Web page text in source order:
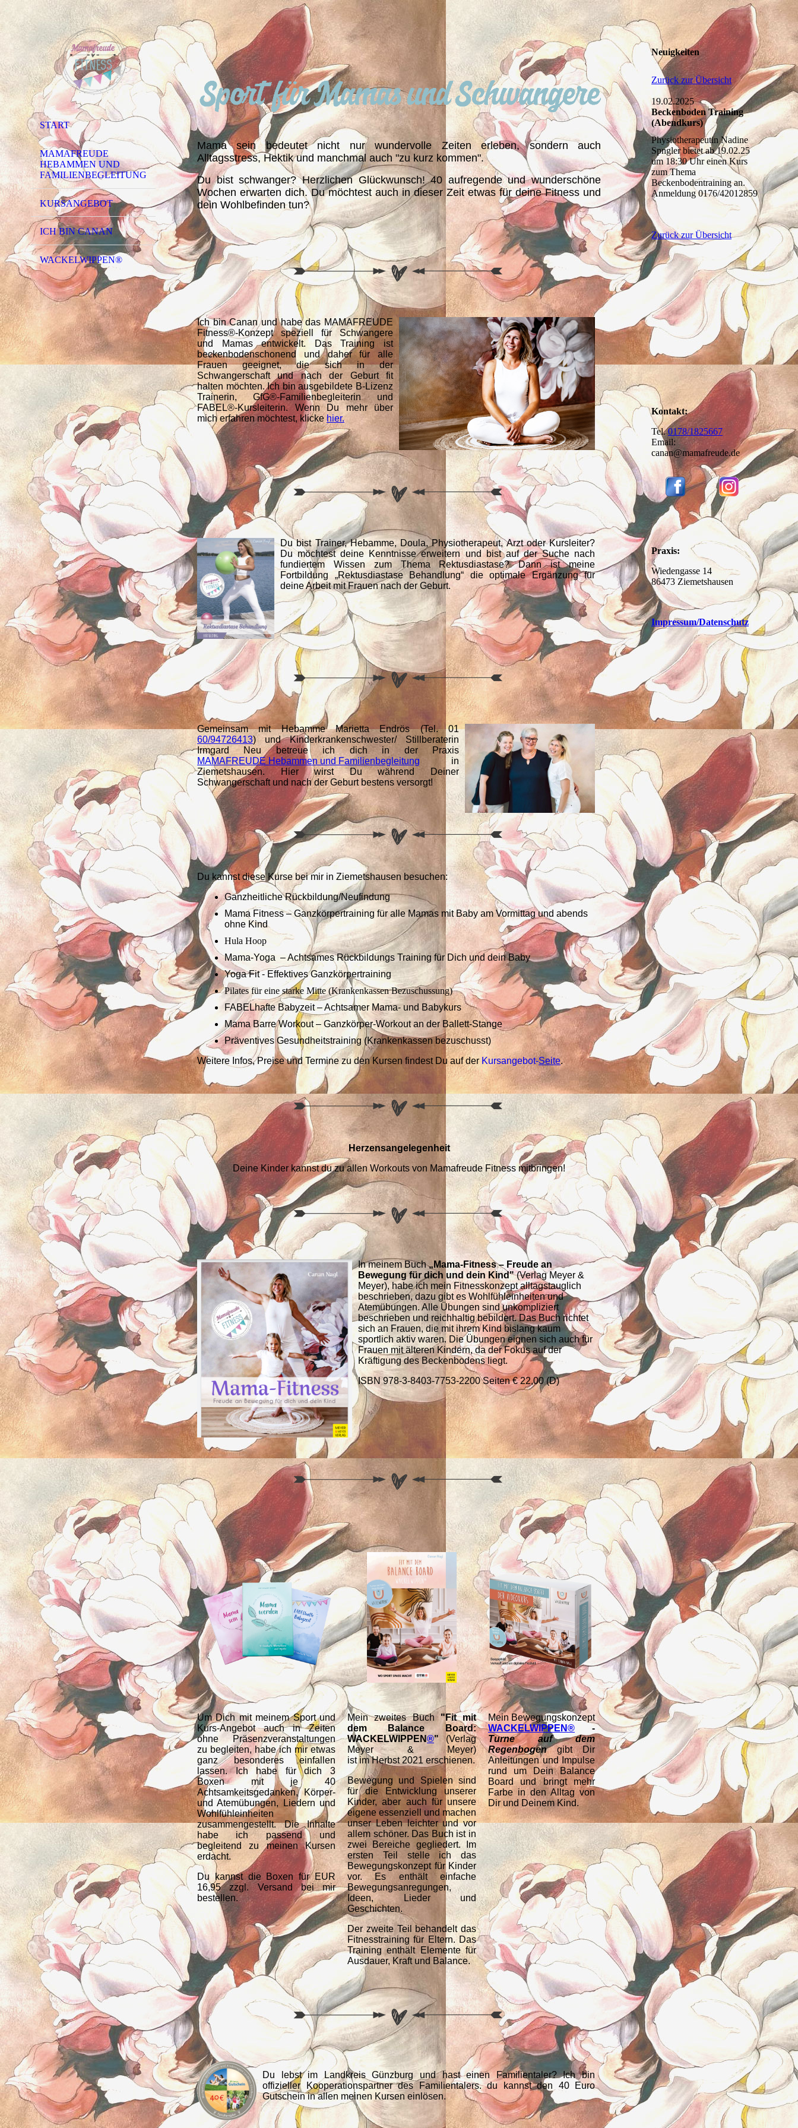
START
MAMAFREUDE
HEBAMMEN UND
FAMILIENBEGLEITUNG
KURSANGEBOT
ICH BIN CANAN
WACKELWIPPEN®
Mama sein bedeutet nicht nur wundervolle Zeiten erleben, sondern auch
Alltagsstress, Hektik und manchmal auch "zu kurz kommen".
Du bist schwanger? Herzlichen Glückwunsch! 40 aufregende und wunderschöne
Wochen erwarten dich. Du möchtest auch in dieser Zeit etwas für deine Fitness und
dein Wohlbefinden tun?
Ich bin Canan und habe das MAMAFREUDE
Fitness®-Konzept speziell für Schwangere
und Mamas entwickelt. Das Training ist
beckenbodenschonend und daher für alle
Frauen geeignet, die sich in der
Schwangerschaft und nach der Geburt fit
halten möchten. Ich bin ausgebildete B-Lizenz
Trainerin, GfG®-Familienbegleiterin und
FABEL®-Kursleiterin. Wenn Du mehr über
mich erfahren möchtest, klickehier.
Du bist Trainer, Hebamme, Doula, Physiotherapeut, Arzt oder Kursleiter?
Du möchtest deine Kenntnisse erweitern und bist auf der Suche nach
fundiertem Wissen zum Thema Rektusdiastase? Dann ist meine
Fortbildung „Rektusdiastase Behandlung“ die optimale Ergänzung für
deine Arbeit mit Frauen nach der Geburt.
Gemeinsam mit Hebamme Marietta Endrös (Tel. 01
60/94726413) und Kinderkrankenschwester/ Stillberaterin
Irmgard Neu betreue ich dich in der Praxis
MAMAFREUDE Hebammen und Familienbegleitung in
Ziemetshausen. Hier wirst Du während Deiner
Schwangerschaft und nach der Geburt bestens versorgt!
Du kannst diese Kurse bei mir in Ziemetshausen besuchen:
Ganzheitliche Rückbildung/Neufindung
Mama Fitness – Ganzkörpertraining für alle Mamas mit Baby am Vormittag und abends
ohne Kind
Hula Hoop
Mama-Yoga – Achtsames Rückbildungs Training für Dich und dein Baby
Yoga Fit - Effektives Ganzkörpertraining
Pilates für eine starke Mitte (Krankenkassen Bezuschussung)
FABELhafte Babyzeit – Achtsamer Mama- und Babykurs
Mama Barre Workout – Ganzkörper-Workout an der Ballett-Stange
Präventives Gesundheitstraining (Krankenkassen bezuschusst)
Weitere Infos, Preise und Termine zu den Kursen findest Du auf der Kursangebot-Seite.
Herzensangelegenheit
Deine Kinder kannst du zu allen Workouts von Mamafreude Fitness mitbringen!
In meinem Buch„Mama-Fitness – Freude an
Bewegung für dich und dein Kind"(Verlag Meyer &
Meyer), habe ich mein Fitnesskonzept alltagstauglich
beschrieben, dazu gibt es Wohlfühleinheiten und
Atemübungen. Alle Übungen sind unkompliziert
beschrieben und reichhaltig bebildert. Das Buch richtet
sich an Frauen, die mit ihrem Kind bislang kaum
sportlich aktiv waren. Die Übungen eignen sich auch für
Frauen mit älteren Kindern, da der Fokus auf der
Kräftigung des Beckenbodens liegt.
ISBN 978-3-8403-7753-2200 Seiten € 22,00 (D)
Um Dich mit meinem Sport und
Kurs-Angebot auch in Zeiten
ohne Präsenzveranstaltungen
zu begleiten, habe ich mir etwas
ganz besonderes einfallen
lassen. Ich habe für dich 3
Boxen mit je 40
Achtsamkeitsgedanken, Körper-
und Atemübungen, Liedern und
Wohlfühleinheiten
zusammengestellt. Die Inhalte
habe ich passend und
begleitend zu meinen Kursen
erdacht.
Du kannst die Boxen für EUR
16,95 zzgl. Versand bei mir
bestellen.
Mein zweites Buch "Fit mit
dem Balance Board:
WACKELWIPPEN®" (Verlag
Meyer & Meyer)
ist im Herbst 2021 erschienen.
Bewegung und Spielen sind
für die Entwicklung unserer
Kinder, aber auch für unsere
eigene essenziell und machen
unser Leben leichter und vor
allem schöner. Das Buch ist in
zwei Bereiche gegliedert. Im
ersten Teil stelle ich das
Bewegungskonzept für Kinder
vor. Es enthält einfache
Bewegungsanregungen,
Ideen, Lieder und
Geschichten.
Der zweite Teil behandelt das
Fitnesstraining für Eltern. Das
Training enthält Elemente für
Ausdauer, Kraft und Balance.
Mein Bewegungskonzept
WACKELWIPPEN® -
Turne auf dem
Regenbogengibt Dir
Anleitungen und Impulse
rund um Dein Balance
Board und bringt mehr
Farbe in den Alltag von
Dir und Deinem Kind.
Du lebst im Landkreis Günzburg und hast einen Familientaler? Ich bin
offizieller Kooperationspartner des Familientalers. du kannst den 40 Euro
Gutschein in allen meinen Kursen einlösen.
Neuigkeiten
Zurück zur Übersicht
19.02.2025
Beckenboden Training
(Abendkurs)
Physiotherapeutin Nadine
Spngler bietet ab 19.02.25
um 18:30 Uhr einen Kurs
zum Thema
Beckenbodentraining an.
Anmeldung 0176/42012859
Zurück zur Übersicht
Kontakt:
Tel.0178/1825667
Email:
canan@mamafreude.de
Praxis:
Wiedengasse 14
86473 Ziemetshausen
Impressum/Datenschutz